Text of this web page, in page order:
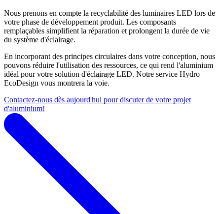
Nous prenons en compte la recyclabilité des luminaires LED lors de
votre phase de développement produit. Les composants
remplaçables simplifient la réparation et prolongent la durée de vie
du système d'éclairage.
En incorporant des principes circulaires dans votre conception, nous
pouvons réduire l'utilisation des ressources, ce qui rend l'aluminium
idéal pour votre solution d'éclairage LED. Notre service Hydro
EcoDesign vous montrera la voie.
Contactez-nous dès aujourd'hui pour discuter de votre projet
d'aluminium!